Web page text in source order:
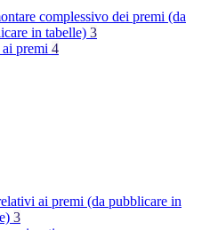
complessivo dei premi (da
in tabelle) 3
premi 4
ai premi (da pubblicare in
3